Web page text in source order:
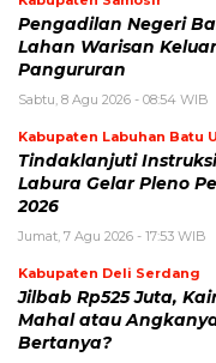
Pengadilan Negeri
Lahan Warisan
Pangururan
Sabtu, 8 Agu 2026 - 08:54 WIB
Kabupaten Labuhan Batu
Tindaklanjuti
Labura Gelar Pleno
2026
Jumat, 7 Agu 2026 - 17:53 WIB
Kabupaten Deli Serdang
Jilbab Rp525 Juta,
Mahal atau
Bertanya?